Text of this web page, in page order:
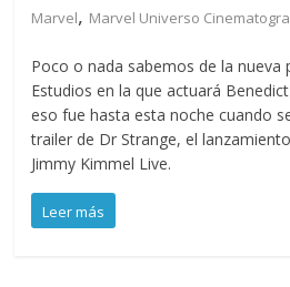
Marvel, Marvel Universo
Poco o nada sabemos de la nueva
Estudios en la que actuará
eso fue hasta esta noche cuando
trailer de Dr Strange, el
Jimmy Kimmel Live.
Leer más